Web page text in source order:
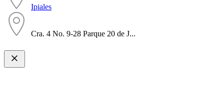
Ipiales
Cra. 4 No. 9-28 Parque 20 de J...